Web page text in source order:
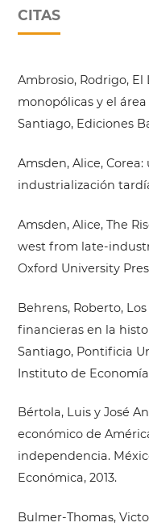
CITAS
Ambrosio, Rodrigo, El
monopólicas y el
Santiago, Ediciones
Amsden, Alice,
industrialización
Amsden, Alice, The
west from late-
Oxford University
Behrens, Roberto,
financieras en la
Santiago, Pontificia
Instituto de Economía,
Bértola, Luis y José
económico de
independencia.
Económica, 2013.
Bulmer-Thomas,